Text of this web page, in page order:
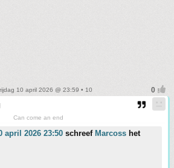
10 april 2026 @ 23:59 • 10
Can come an end
april 2026 23:50 schreef Marcoss het